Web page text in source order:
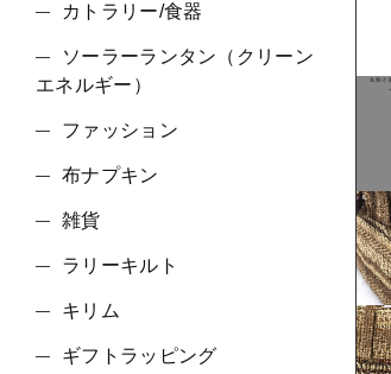
カトラリー/食器
ソーラーランタン（クリーン
エネルギー）
ファッション
布ナプキン
雑貨
ラリーキルト
キリム
ギフトラッピング
並び順